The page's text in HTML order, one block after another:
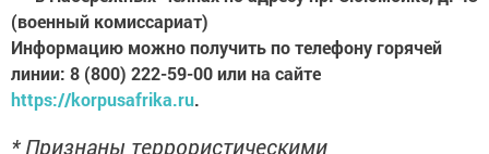
(военный комиссариат)
Информацию можно получить по телефону горячей
линии: 8 (800) 222-59-00 или на сайте
https://korpusafrika.ru
* Признаны террористическими